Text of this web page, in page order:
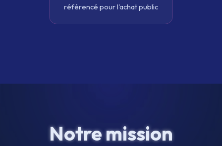
référencé pour l'achat public
Notre mission